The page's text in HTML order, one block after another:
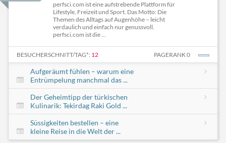
perfsci.com ist eine aufstrebende Plattform für
Lifestyle, Freizeit und Sport. Das Motto: Die
Themen des Alltags auf Augenhöhe – leicht
verdaulich und einfach nur genussvoll.
perfsci.com ist die ...
BESUCHERSCHNITT/TAG*: 12 PAGERANK 0
Aufgeräumt fühlen – warum eine
Entrümpelung manchmal das ...
Der Geheimtipp der türkischen
Kulinarik: Tekirdag Raki Gold ...
Süssigkeiten bestellen – eine
kleine Reise in die Welt der ...